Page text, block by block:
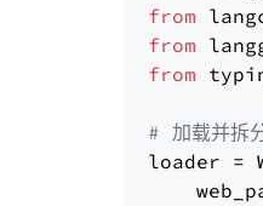
from
from
from
# 加载并拆
loader =